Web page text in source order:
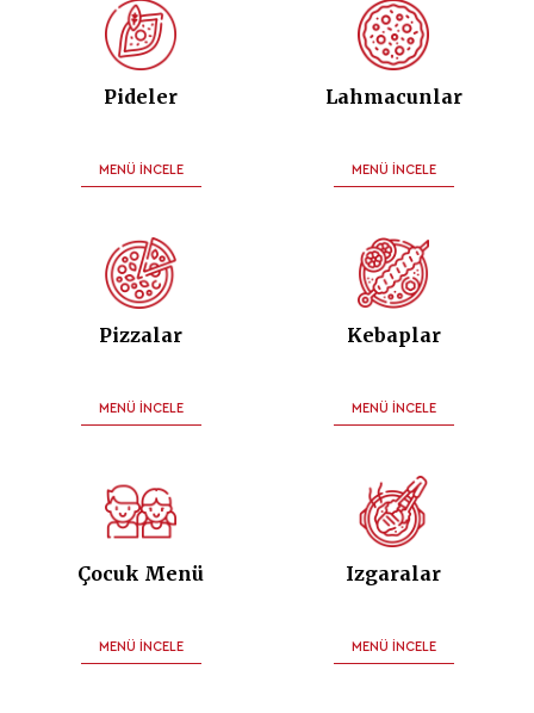
Pideler
MENÜ İNCELE
Lahmacunlar
MENÜ İNCELE
Pizzalar
MENÜ İNCELE
Kebaplar
MENÜ İNCELE
Çocuk Menü
MENÜ İNCELE
Izgaralar
MENÜ İNCELE